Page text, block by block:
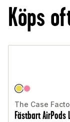
Köps
The Case
Fästbart AirPods